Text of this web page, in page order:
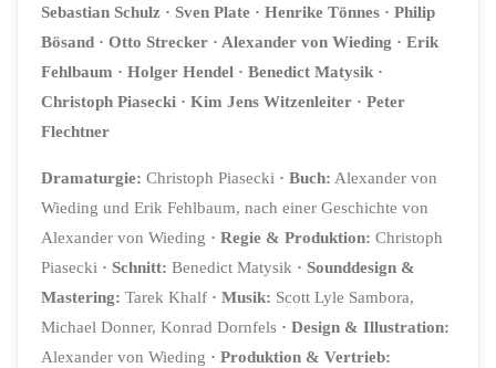
Sebastian Schulz · Sven Plate · Henrike Tönnes · Philip
Bösand · Otto Strecker · Alexander von Wieding · Erik
Fehlbaum · Holger Hendel · Benedict Matysik ·
Christoph Piasecki · Kim Jens Witzenleiter · Peter
Flechtner
Dramaturgie: Christoph Piasecki · Buch: Alexander von
Wieding und Erik Fehlbaum, nach einer Geschichte von
Alexander von Wieding · Regie & Produktion: Christoph
Piasecki · Schnitt: Benedict Matysik · Sounddesign &
Mastering: Tarek Khalf · Musik: Scott Lyle Sambora,
Michael Donner, Konrad Dornfels · Design & Illustration:
Alexander von Wieding · Produktion & Vertrieb: